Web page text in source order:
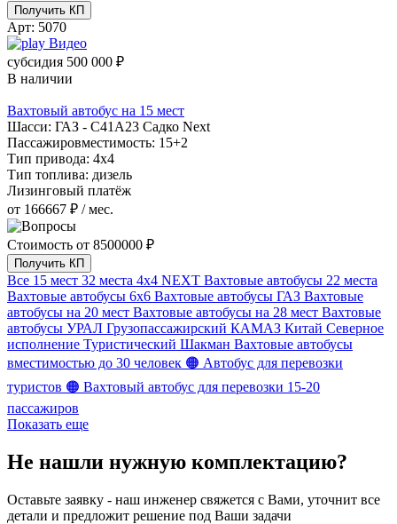
Получить КП
Арт: 5070
Видео
субсидия 500 000 ₽
В наличии
Вахтовый автобус на 15 мест
Шасси: ГАЗ - С41А23 Садко Next
Пассажировместимость: 15+2
Тип привода: 4х4
Тип топлива: дизель
Лизинговый платёж
от 166667 ₽ / мес.
Стоимость от 8500000 ₽
Получить КП
Все 15 мест 32 места 4х4 NEXT Вахтовые автобусы 22 места
Вахтовые автобусы 6х6 Вахтовые автобусы ГАЗ Вахтовые
автобусы на 20 мест Вахтовые автобусы на 28 мест Вахтовые
автобусы УРАЛ Грузопассажирский КАМАЗ Китай Северное
исполнение Туристический Шакман Вахтовые автобусы
вместимостью до 30 человек 🟠 Автобус для перевозки
туристов 🟠 Вахтовый автобус для перевозки 15-20
пассажиров
Показать еще
Не нашли нужную комплектацию?
Оставьте заявку - наш инженер свяжется с Вами, уточнит все
детали и предложит решение под Ваши задачи